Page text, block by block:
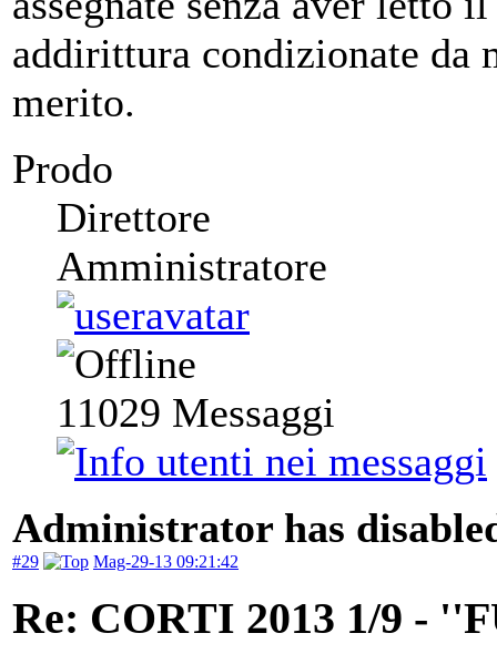
addirittura condizionate da
merito.
Prodo
Direttore
Amministratore
11029 Messaggi
Administrator has
#29 Mag-29-13 09:21:42
Re: CORTI 2013 1/9 -